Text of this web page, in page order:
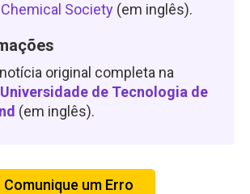
Society (em inglês).
original completa na
Universidade de Tecnologia de
(em inglês).
Comunique um Erro